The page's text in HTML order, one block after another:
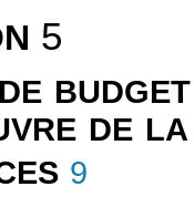
5
DE LA
9